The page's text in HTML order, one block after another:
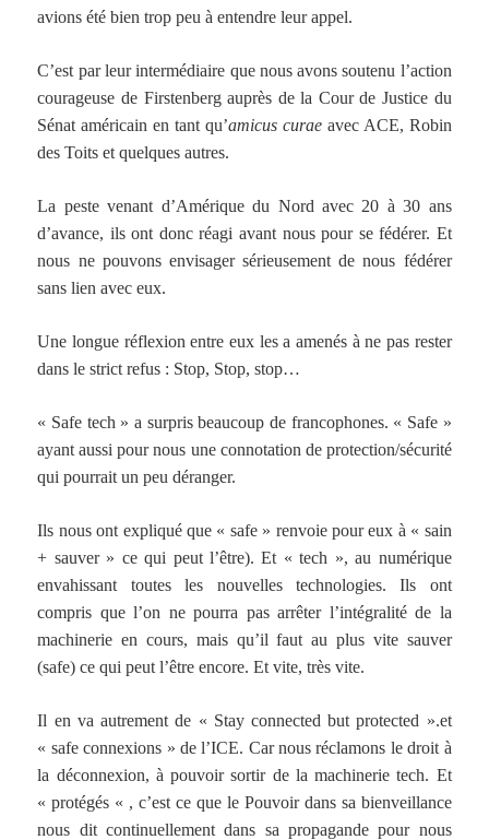
avions été bien trop peu à entendre leur appel.
C’est par leur intermédiaire que nous avons soutenu l’action
courageuse de Firstenberg auprès de la Cour de Justice du
Sénat américain en tant qu’amicus curaeavec ACE, Robin
des Toits et quelques autres.
La peste venant d’Amérique du Nord avec 20 à 30 ans
d’avance, ils ont donc réagi avant nous pour se fédérer. Et
nous ne pouvons envisager sérieusement de nous fédérer
sans lien avec eux.
Une longue réflexion entre eux les a amenés à ne pas rester
dans le strict refus : Stop, Stop, stop…
« Safe tech » a surpris beaucoup de francophones. « Safe »
ayant aussi pour nous une connotation de protection/sécurité
qui pourrait un peu déranger.
Ils nous ont expliqué que « safe » renvoie pour eux à « sain
+ sauver » ce qui peut l’être). Et « tech », au numérique
envahissant toutes les nouvelles technologies. Ils ont
compris que l’on ne pourra pas arrêter l’intégralité de la
machinerie en cours, mais qu’il faut au plus vite sauver
(safe) ce qui peut l’être encore. Et vite, très vite.
Il en va autrement de « Stay connected but protected ».et
« safe connexions » de l’ICE. Car nous réclamons le droit à
la déconnexion, à pouvoir sortir de la machinerie tech. Et
« protégés « , c’est ce que le Pouvoir dans sa bienveillance
nous dit continuellement dans sa propagande pour nous